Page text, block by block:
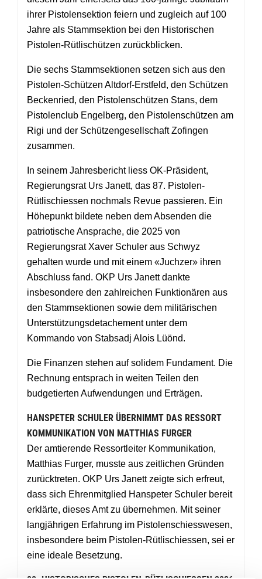
ihrer Pistolensektion feiern und zugleich auf 100
Jahre als Stammsektion bei den Historischen
Pistolen-Rütlischützen zurückblicken.
Die sechs Stammsektionen setzen sich aus den
Pistolen-Schützen Altdorf-Erstfeld, den Schützen
Beckenried, den Pistolenschützen Stans, dem
Pistolenclub Engelberg, den Pistolenschützen am
Rigi und der Schützengesellschaft Zofingen
zusammen.
In seinem Jahresbericht liess OK-Präsident,
Regierungsrat Urs Janett, das 87. Pistolen-
Rütlischiessen nochmals Revue passieren. Ein
Höhepunkt bildete neben dem Absenden die
patriotische Ansprache, die 2025 von
Regierungsrat Xaver Schuler aus Schwyz
gehalten wurde und mit einem «Juchzer» ihren
Abschluss fand. OKP Urs Janett dankte
insbesondere den zahlreichen Funktionären aus
den Stammsektionen sowie dem militärischen
Unterstützungsdetachement unter dem
Kommando von Stabsadj Alois Lüönd.
Die Finanzen stehen auf solidem Fundament. Die
Rechnung entsprach in weiten Teilen den
budgetierten Aufwendungen und Erträgen.
HANSPETER SCHULER ÜBERNIMMT DAS RESSORT
KOMMUNIKATION VON MATTHIAS FURGER
Der amtierende Ressortleiter Kommunikation,
Matthias Furger, musste aus zeitlichen Gründen
zurücktreten. OKP Urs Janett zeigte sich erfreut,
dass sich Ehrenmitglied Hanspeter Schuler bereit
erklärte, dieses Amt zu übernehmen. Mit seiner
langjährigen Erfahrung im Pistolenschiesswesen,
insbesondere beim Pistolen-Rütlischiessen, sei er
eine ideale Besetzung.